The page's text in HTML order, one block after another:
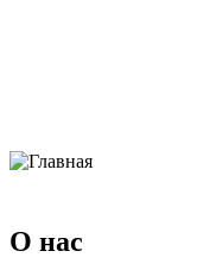
О нас